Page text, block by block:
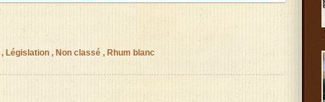
, Législation , Non classé , Rhum blanc